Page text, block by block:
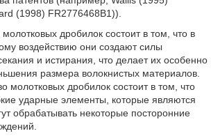
(1998) FR2776468B1)).
дробилок состоит в том, что в
воздействию они создают силы
и истирания, что делает их особенно
размера волокнистых материалов.
молотковых дробилок состоит в том, что
ударные элементы, которые являются
обрабатывать некоторые посторонние